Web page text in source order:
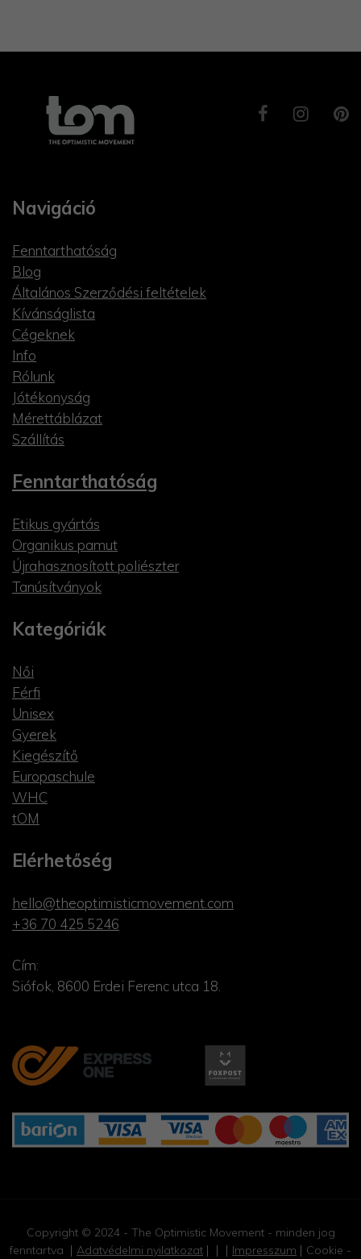
Navigáció
Fenntarthatóság
Blog
Általános Szerződési feltételek
Kívánságlista
Cégeknek
Info
Rólunk
Jótékonyság
Mérettáblázat
Szállítás
Fenntarthatóság
Etikus gyártás
Organikus pamut
Újrahasznosított poliészter
Tanúsítványok
Kategóriák
Női
Férfi
Unisex
Gyerek
Kiegészítő
Europaschule
WHC
tOM
Elérhetőség
hello@theoptimisticmovement.com
+36 70 425 5246
Cím:
Siófok, 8600 Erdei Ferenc utca 18.
Copyright © 2024 - The Optimistic Movement - minden jog
fenntartva
Adatvédelmi nyilatkozat Impresszum Cookie -